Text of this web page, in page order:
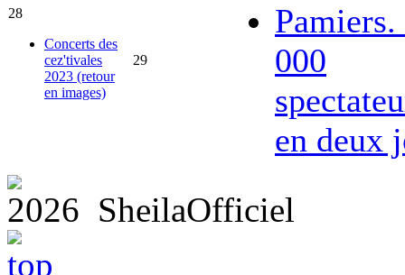
28
Concerts des
cez'tivales
2023 (retour
en images)
29
Pamiers.
000
en deux
2026 SheilaOfficiel